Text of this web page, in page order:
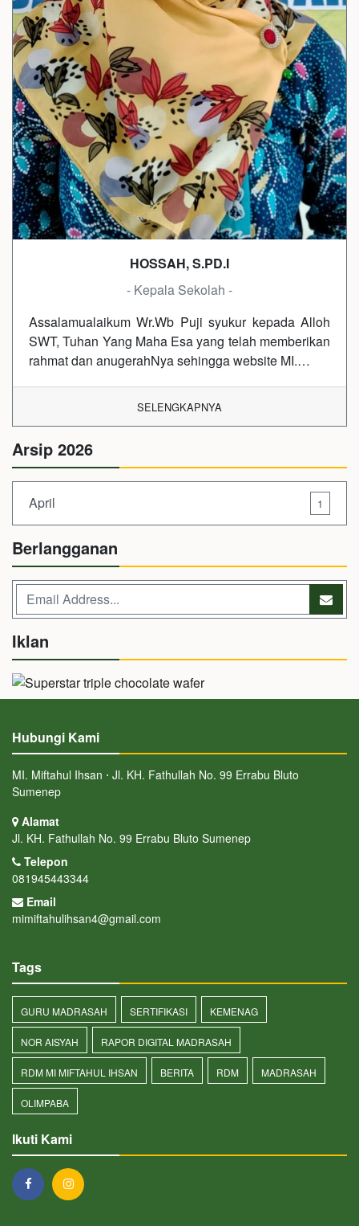
HOSSAH, S.PD.I
- Kepala Sekolah -
Assalamualaikum Wr.Wb Puji syukur kepada Alloh
SWT, Tuhan Yang Maha Esa yang telah memberikan
rahmat dan anugerahNya sehingga website MI.…
SELENGKAPNYA
Arsip 2026
April 1
Berlangganan
Iklan
Hubungi Kami
MI. Miftahul Ihsan ⋅ Jl. KH. Fathullah No. 99 Errabu Bluto
Sumenep
Alamat
Jl. KH. Fathullah No. 99 Errabu Bluto Sumenep
Telepon
081945443344
Email
mimiftahulihsan4@gmail.com
Tags
GURU MADRASAH SERTIFIKASI KEMENAG
NOR AISYAH RAPOR DIGITAL MADRASAH
RDM MI MIFTAHUL IHSAN BERITA RDM MADRASAH
OLIMPABA
Ikuti Kami